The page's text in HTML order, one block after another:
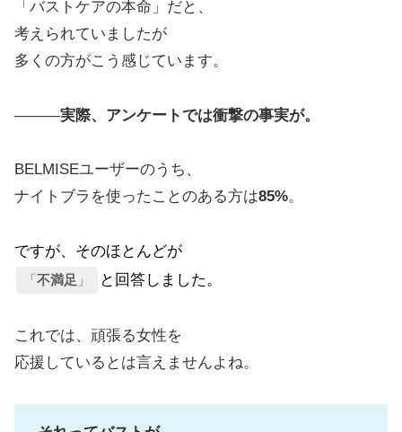
「バストケアの本命」だと、
考えられていましたが
多くの方がこう感じています。
———実際、アンケートでは衝撃の事実が。
BELMISEユーザーのうち、
ナイトブラを使ったことのある方は85%。
ですが、そのほとんどが
「不満足 」 と回答しました。
これでは、頑張る女性を
応援しているとは言えませんよね。